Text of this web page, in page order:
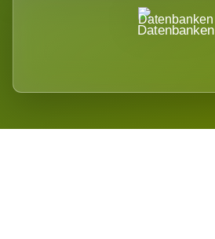
Datenbanken